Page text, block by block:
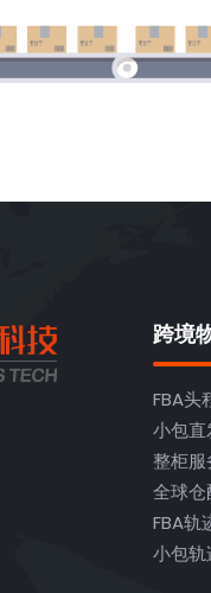
跨境
FBA头
小包直
整柜服
全球仓
FBA轨
小包轨